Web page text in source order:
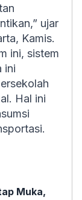
ujar
Kamis.
ini, sistem
ini
Hal ini
Muka,